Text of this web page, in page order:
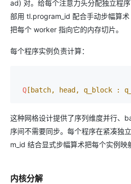
ad) 对。给每个注意力头分配独立程
部用 tl.program_id 配合手动步幅算术
把每个 worker 指向它的内存切片。
每个程序实例负责计算：
Q [batch, head, q_block :
这种网格设计提供了序列维度并行、
序间不需要同步。每个程序在紧凑独
m_id 结合显式步幅算术把每个实例映
内核分解